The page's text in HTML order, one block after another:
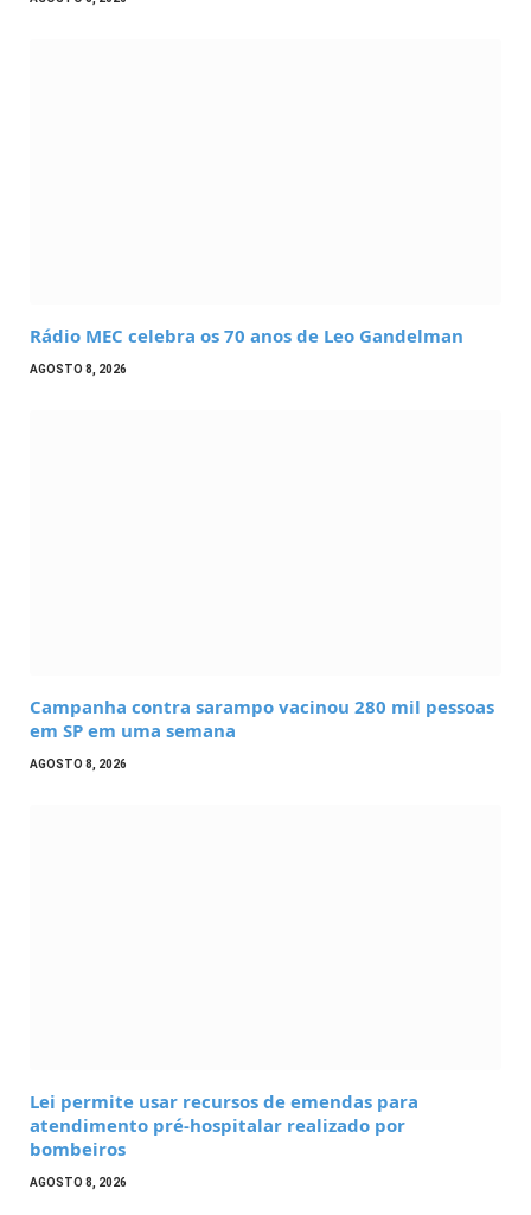
Rádio MEC celebra os 70 anos de Leo Gandelman
AGOSTO 8, 2026
Campanha contra sarampo vacinou 280 mil pessoas
em SP em uma semana
AGOSTO 8, 2026
Lei permite usar recursos de emendas para
atendimento pré-hospitalar realizado por
bombeiros
AGOSTO 8, 2026